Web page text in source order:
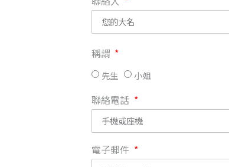
稱謂
先生 小姐
聯絡電話
電子郵件